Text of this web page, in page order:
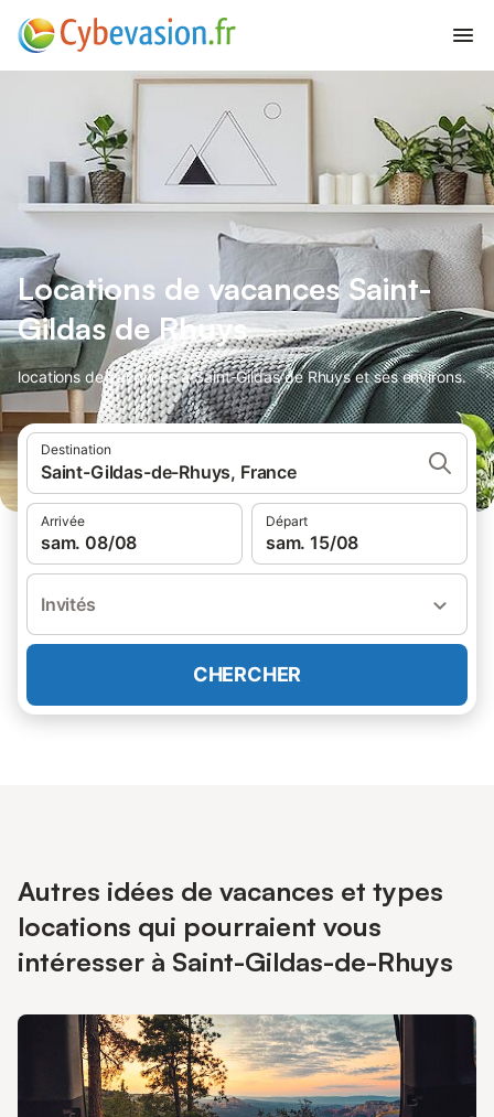
Locations de vacances Saint-
Gildas de Rhuys
locations de vacances à Saint-Gildas de Rhuys et ses environs.
Destination
Saint-Gildas-de-Rhuys, France
Arrivée
sam. 08/08
Départ
sam. 15/08
Invités
CHERCHER
Autres idées de vacances et types
locations qui pourraient vous
intéresser à Saint-Gildas-de-Rhuys